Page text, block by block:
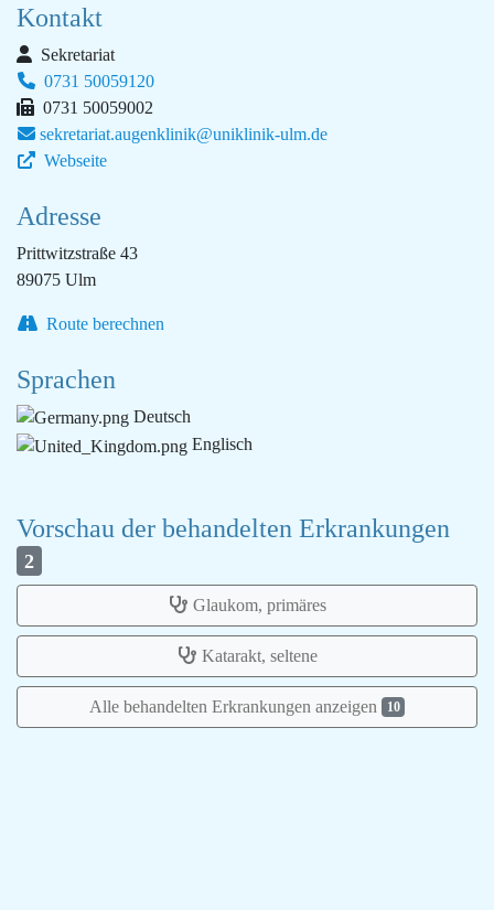
Kontakt
Sekretariat
0731 50059120
0731 50059002
sekretariat.augenklinik@uniklinik-ulm.de
Webseite
Adresse
Prittwitzstraße 43
89075 Ulm
Route berechnen
Sprachen
Deutsch
Englisch
Vorschau der behandelten Erkrankungen
2
Glaukom, primäres
Katarakt, seltene
Alle behandelten Erkrankungen anzeigen 10